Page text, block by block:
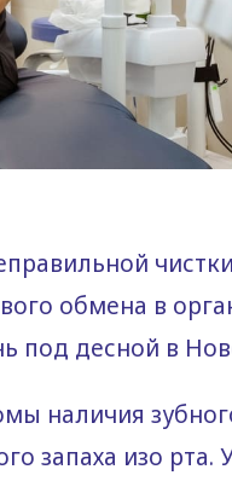
обмена в
под десной в
наличия
запаха изо